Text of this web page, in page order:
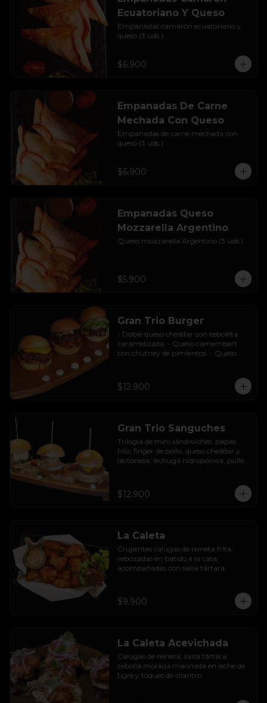
Ecuatoriano Y Queso
Empanadas camarón ecuatoriano y
queso (3 uds.)
$6.900
Empanadas De Carne
Mechada Con Queso
Empanadas de carne mechada con
queso (3 uds.)
$6.900
Empanadas Queso
Mozzarella Argentino
Queso mozzarella Argentino (3 uds.)
$5.900
Gran Trio Burger
- Doble queso cheddar con cebollita
caramelizada. - Queso camembert
con chutney de pimientos. - Queso
$12.900
Gran Trio Sanguches
Trilogía de mini sándwiches: papas
hilo, finger de pollo, queso cheddar y
lactonesa; lechuga hidropónica, pulled
salsa tártara, cebolla encurtida,
mayonesa y palta.
$12.900
La Caleta
Crujientes calugas de reineta frita,
rebozadas en batido a la casa,
acompañadas con salsa tártara.
$9.900
La Caleta Acevichada
Calugas de reineta, salsa tártara
cebolla morada marinada en leche de
tigre y toques de cilantro.